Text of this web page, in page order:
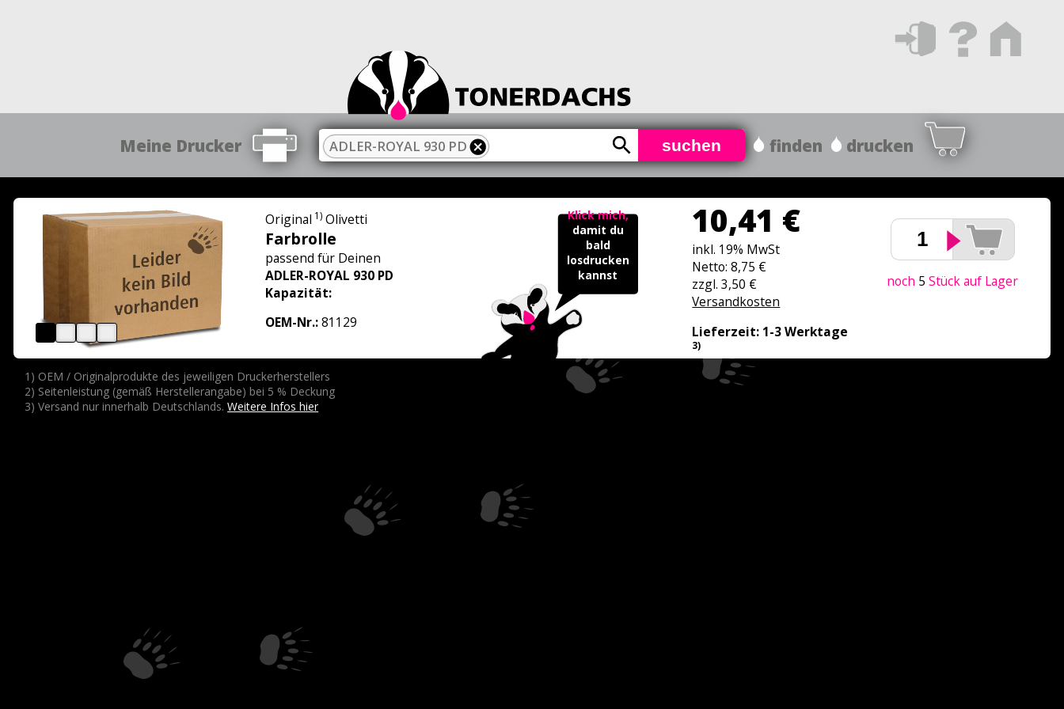
Meine Drucker ADLER-ROYAL 930 PD suchen finden drucken
Original 1) Olivetti
Farbrolle
passend für Deinen
ADLER-ROYAL 930 PD
Kapazität:
OEM-Nr.:81129
Klick mich,
damit du
bald
losdrucken
kannst
10,41 €
inkl. 19% MwSt
Netto: 8,75 €
zzgl. 3,50 €
Versandkosten
Lieferzeit: 1-3 Werktage
3)
noch 5Stück auf Lager
1) OEM / Originalprodukte des jeweiligen Druckerherstellers
2) Seitenleistung (gemäß Herstellerangabe) bei 5 % Deckung
3) Versand nur innerhalb Deutschlands.Weitere Infos hier